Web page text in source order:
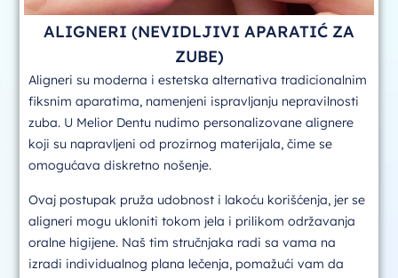
ALIGNERI (NEVIDLJIVI APARATIĆ ZA
ZUBE)
Aligneri su moderna i estetska alternativa tradicionalnim
fiksnim aparatima, namenjeni ispravljanju nepravilnosti
zuba. U Melior Dentu nudimo personalizovane alignere
koji su napravljeni od prozirnog materijala, čime se
omogućava diskretno nošenje.
Ovaj postupak pruža udobnost i lakoću korišćenja, jer se
aligneri mogu ukloniti tokom jela i prilikom održavanja
oralne higijene. Naš tim stručnjaka radi sa vama na
izradi individualnog plana lečenja, pomažući vam da